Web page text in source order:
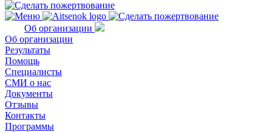
Об организации
Об организации
Результаты
Помощь
Специалисты
СМИ о нас
Документы
Отзывы
Контакты
Программы